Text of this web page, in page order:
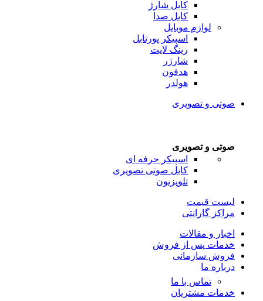
کابل شارژ
کابل صدا
لوازم موبایل
اسپیکر پورتابل
رینگ لایت
شارژر
هدفون
هولدر
صوتی و تصویری
صوتی و تصویری
اسپیکر حرفه ای
کابل صوتی تصویری
تلویزیون
لیست قیمت
مراکز گارانتی
اخبار و مقالات
خدمات پس از فروش
فروش سازمانی
درباره ما
تماس با ما
خدمات مشتریان